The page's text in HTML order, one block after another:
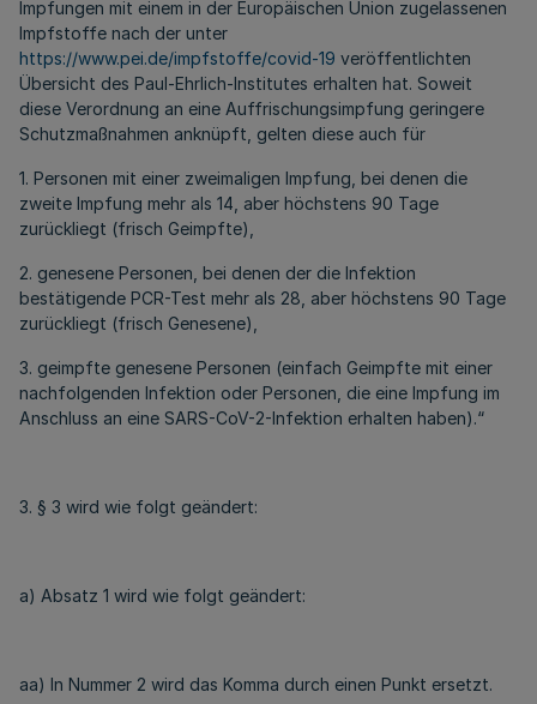
Impfungen mit einem in der Europäischen Union zugelassenen
Impfstoffe nach der unter
https://www.pei.de/impfstoffe/covid-19 veröffentlichten
Übersicht des Paul-Ehrlich-Institutes erhalten hat. Soweit
diese Verordnung an eine Auffrischungsimpfung geringere
Schutzmaßnahmen anknüpft, gelten diese auch für
1. Personen mit einer zweimaligen Impfung, bei denen die
zweite Impfung mehr als 14, aber höchstens 90 Tage
zurückliegt (frisch Geimpfte),
2. genesene Personen, bei denen der die Infektion
bestätigende PCR-Test mehr als 28, aber höchstens 90 Tage
zurückliegt (frisch Genesene),
3. geimpfte genesene Personen (einfach Geimpfte mit einer
nachfolgenden Infektion oder Personen, die eine Impfung im
Anschluss an eine SARS-CoV-2-Infektion erhalten haben).“
3. § 3 wird wie folgt geändert:
a) Absatz 1 wird wie folgt geändert:
aa) In Nummer 2 wird das Komma durch einen Punkt ersetzt.